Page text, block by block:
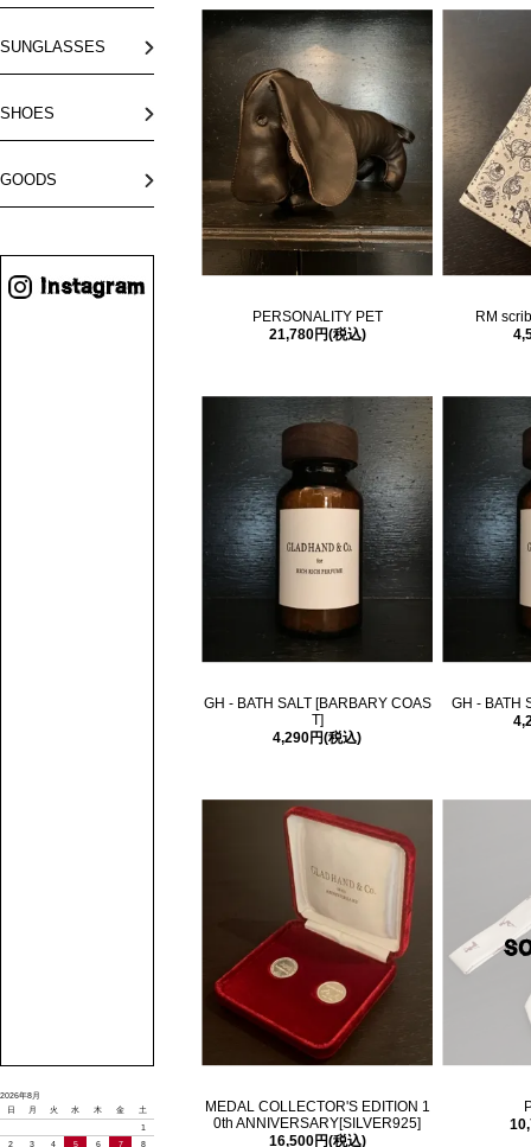
SUNGLASSES
SHOES
GOODS
2026年8月
日
月 火 水 木 金
土
1
2
3 4 5 6 7 8
PERSONALITY PET
21,780円(税込)
RM
GH - BATH SALT [BARBARY COAS
T]
4,290円(税込)
GH - BATH
MEDAL COLLECTOR'S EDITION 1
0th ANNIVERSARY[SILVER925]
16,500円(税込)